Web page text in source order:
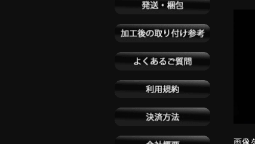
画像